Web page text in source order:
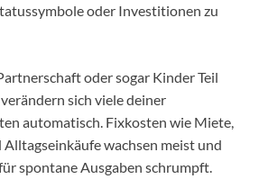
oder Investitionen zu
oder sogar Kinder Teil
sich viele deiner
automatisch. Fixkosten wie Miete,
wachsen meist und
spontane Ausgaben schrumpft.